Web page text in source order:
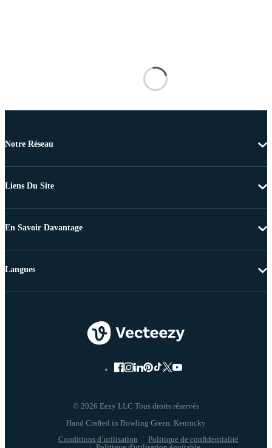
Notre Réseau
Liens Du Site
En Savoir Davantage
© 2026 Eezy LLC Tous droits réservés
Conditions d’utilisation
Politique de confidentialité
Langues